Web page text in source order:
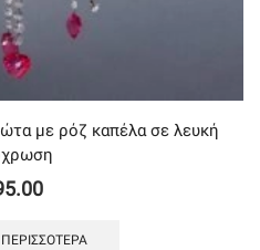
με ρόζ καπέλα σε λευκή